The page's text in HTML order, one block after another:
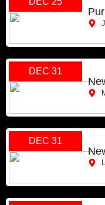
DEC 31
DEC 31